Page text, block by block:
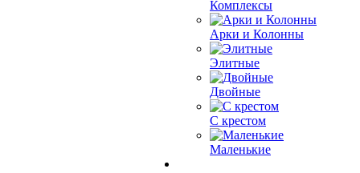
Комплексы
Арки и Колонны
Элитные
Двойные
С крестом
Маленькие